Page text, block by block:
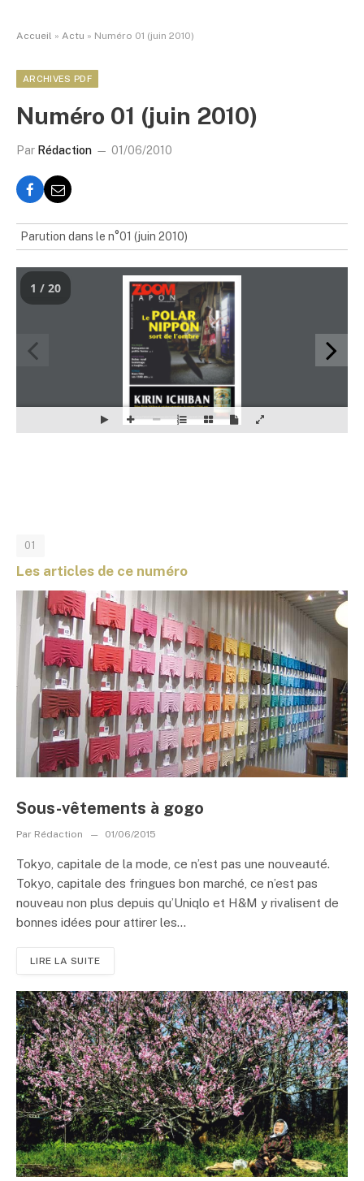
Accueil » Actu » Numéro 01 (juin 2010)
ARCHIVES PDF
Numéro 01 (juin 2010)
Par Rédaction 01/06/2010
Parution dans le n°01 (juin 2010)
1 / 20
01
Les articles de ce numéro
Sous-vêtements à gogo
Par Rédaction 01/06/2015
Tokyo, capitale de la mode, ce n’est pas une nouveauté.
Tokyo, capitale des fringues bon marché, ce n’est pas
nouveau non plus depuis qu’Uniqlo et H&M y rivalisent de
bonnes idées pour attirer les...
LIRE LA SUITE